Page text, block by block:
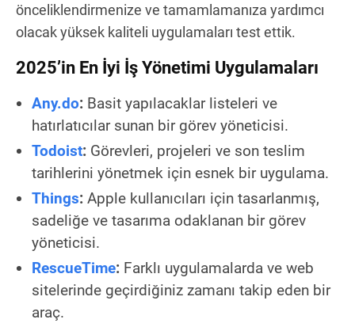
önceliklendirmenize ve tamamlamanıza yardımcı
olacak yüksek kaliteli uygulamaları test ettik.
2025’in En İyi İş Yönetimi Uygulamaları
Any.do: Basit yapılacaklar listeleri ve
hatırlatıcılar sunan bir görev yöneticisi.
Todoist: Görevleri, projeleri ve son teslim
tarihlerini yönetmek için esnek bir uygulama.
Things: Apple kullanıcıları için tasarlanmış,
sadeliğe ve tasarıma odaklanan bir görev
yöneticisi.
RescueTime: Farklı uygulamalarda ve web
sitelerinde geçirdiğiniz zamanı takip eden bir
araç.